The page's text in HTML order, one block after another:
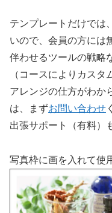
テンプレートだけでは
いので、会員の方には
伴わせるツールの戦略
（コースによりカスタ
アレンジの仕方がわか
は、まずお問い合わせ
出張サポート（有料）
写真枠に画を入れて使